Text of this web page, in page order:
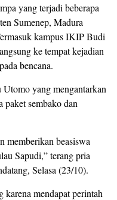
yang terjadi beberapa
Sumenep, Madura
kampus IKIP Budi
ke tempat kejadian
bencana.
yang mengantarkan
paket sembako dan
memberikan beasiswa
Sapudi,” terang pria
Selasa (23/10).
karena mendapat perintah